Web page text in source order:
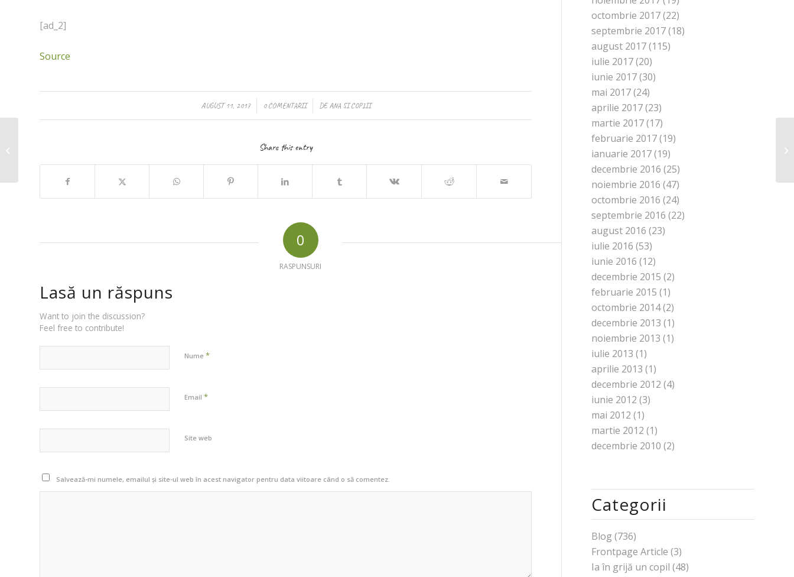
[ad_2]
Source
AUGUST 11, 2017
/ 0 COMENTARII
/ DEANA SI COPIII
Share this entry
0
RASPUNSURI
Lasă un răspuns
Want to join the discussion?
Feel free to contribute!
Nume *
Email *
Site web
Salvează-mi numele, emailul și site-ul web în acest navigator pentru data viitoare când o să comentez.
octombrie 2017(22)
septembrie 2017(18)
august 2017(115)
iulie 2017(20)
iunie 2017(30)
mai 2017(24)
aprilie 2017(23)
martie 2017(17)
februarie 2017(19)
ianuarie 2017(19)
decembrie 2016 (25)
noiembrie 2016 (47)
octombrie 2016 (24)
septembrie 2016 (22)
august 2016 (23)
iulie 2016 (53)
iunie 2016 (12)
decembrie 2015 (2)
februarie 2015 (1)
octombrie 2014(2)
decembrie 2013 (1)
noiembrie 2013 (1)
iulie 2013 (1)
aprilie 2013 (1)
decembrie 2012 (4)
iunie 2012 (3)
mai 2012 (1)
martie 2012 (1)
decembrie 2010 (2)
Categorii
Blog (736)
Frontpage Article (3)
Ia în grijă un copil (48)